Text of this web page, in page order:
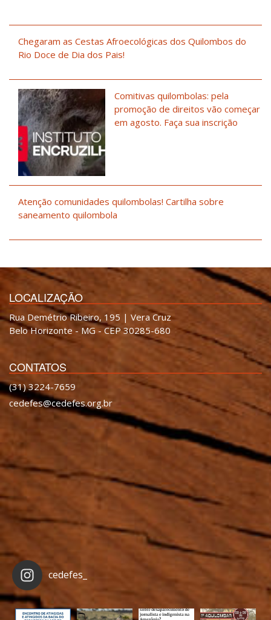
Chegaram as Cestas Afroecológicas dos Quilombos do
Rio Doce de Dia dos Pais!
Comitivas quilombolas: pela
promoção de direitos vão começar
em agosto. Faça sua inscrição
Atenção comunidades quilombolas! Cartilha sobre
saneamento quilombola
LOCALIZAÇÃO
Rua Demétrio Ribeiro, 195 | Vera Cruz
Belo Horizonte - MG - CEP 30285-680
CONTATOS
(31) 3224-7659
cedefes@cedefes.org.br
cedefes_